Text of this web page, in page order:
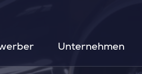
Unternehmen